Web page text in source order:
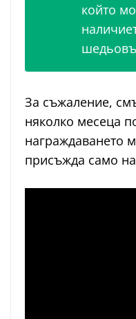
който
За съжаление,
няколко месеца
награждаването
присъжда само